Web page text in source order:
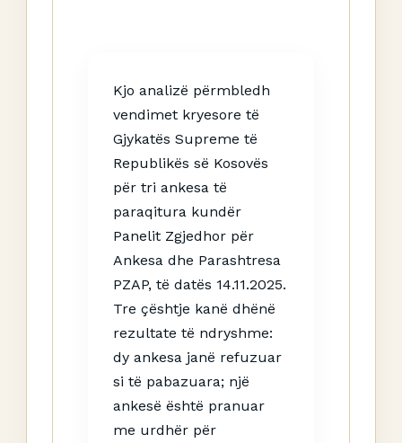
Kjo analizë përmbledh
vendimet kryesore të
Gjykatës Supreme të
Republikës së Kosovës
për tri ankesa të
paraqitura kundër
Panelit Zgjedhor për
Ankesa dhe Parashtresa
PZAP, të datës 14.11.2025.
Tre çështje kanë dhënë
rezultate të ndryshme:
dy ankesa janë refuzuar
si të pabazuara; një
ankesë është pranuar
me urdhër për